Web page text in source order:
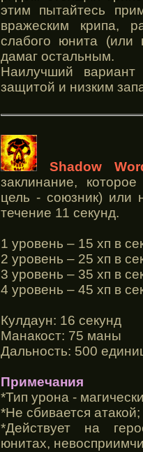
этим пытайтесь
вражеским крипа,
слабого юнита (или
дамаг остальным.
Наилучший
защитой и низким
Shadow
заклинание,
цель - союзник) или
течение 11 секунд.
1 уровень – 15 хп в
2 уровень – 25 хп в
3 уровень – 35 хп в
4 уровень – 45 хп в
Кулдаун: 16 секунд
Манакост: 75 маны
Дальность: 500
Примечания
*Тип урона -
*Не сбивается атакой;
*Действует на
юнитах,